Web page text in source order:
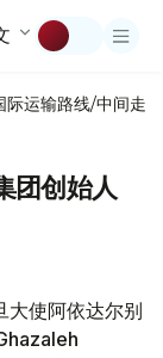
际运输路线/中间走廊
团创始人
大使阿依达尔别